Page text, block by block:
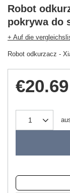
Robot
pokrywa do
+ Auf die
Robot odkurzacz -
€20.69